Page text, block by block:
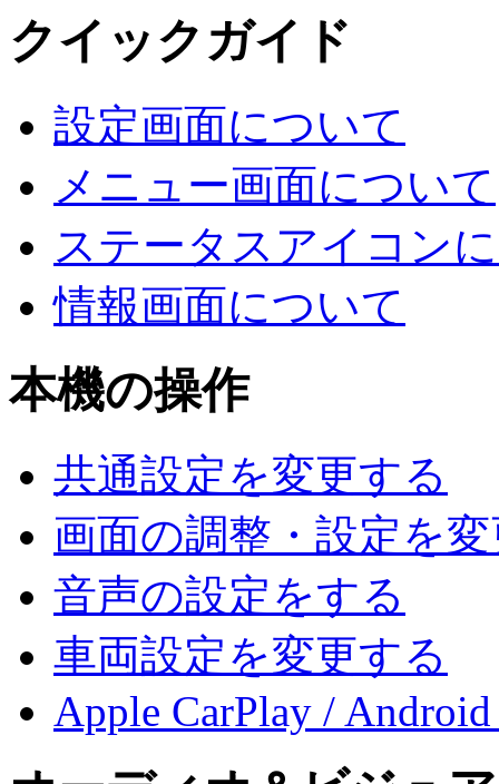
クイックガイド
設定画面について
メニュー画面について
ステータスアイコン
情報画面について
本機の操作
共通設定を変更する
画面の調整・設定を
音声の設定をする
車両設定を変更する
Apple CarPlay /